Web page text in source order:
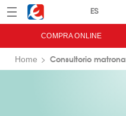
Menú Eroski
COMPRA ONLINE
Home Consultorio matrona